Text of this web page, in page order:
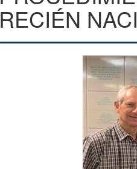
RECIÉN